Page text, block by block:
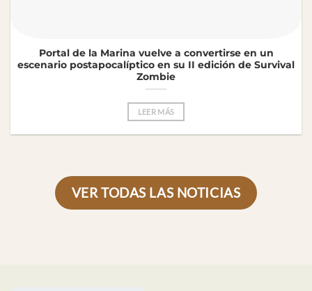
Portal de la Marina vuelve a convertirse en un
escenario postapocalíptico en su II edición de Survival
Zombie
LEER MÁS
VER TODAS LAS NOTICIAS